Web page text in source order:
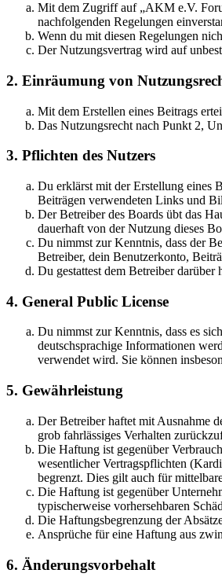
Mit dem Zugriff auf „AKM e.V.
nachfolgenden Regelungen
Wenn du mit diesen Regelungen
Der Nutzungsvertrag wird auf
2. Einräumung von
Mit dem Erstellen eines Beitrags
Das Nutzungsrecht nach Punkt 2,
3. Pflichten des Nutzers
Du erklärst mit der Erstellung eines
Beiträgen verwendeten Links und
Der Betreiber des Boards übt das
dauerhaft von der Nutzung dieses
Du nimmst zur Kenntnis, dass der
Betreiber, dein Benutzerkonto,
Du gestattest dem Betreiber
4. General Public License
Du nimmst zur Kenntnis, dass es
deutschsprachige Informationen
verwendet wird. Sie können
5. Gewährleistung
Der Betreiber haftet mit Ausnahme
grob fahrlässiges Verhalten
Die Haftung ist gegenüber
wesentlicher Vertragspflichten
begrenzt. Dies gilt auch für
Die Haftung ist gegenüber
typischerweise vorhersehbaren
Die Haftungsbegrenzung der
Ansprüche für eine Haftung aus
6. Änderungsvorbehalt